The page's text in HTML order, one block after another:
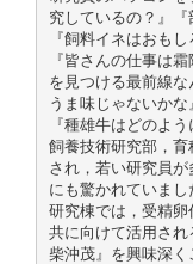
究しているの？』『
『飼料イネはおも
『皆さんの仕事は
を見つける最前線
うま味じゃないか
『種雄牛はどのよ
飼養技術研究部，
され，若い研究員が
にも驚かれていまし
研究棟では，受精
共に向けて活用され
柴沖茂』を興味深